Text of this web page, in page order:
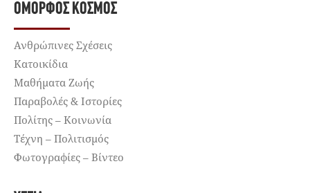
ΌΜΟΡΦΟΣ ΚΌΣΜΟΣ
Ανθρώπινες Σχέσεις
Κατοικίδια
Μαθήματα Ζωής
Παραβολές & Ιστορίες
Πολίτης – Κοινωνία
Τέχνη – Πολιτισμός
Φωτογραφίες – Βίντεο